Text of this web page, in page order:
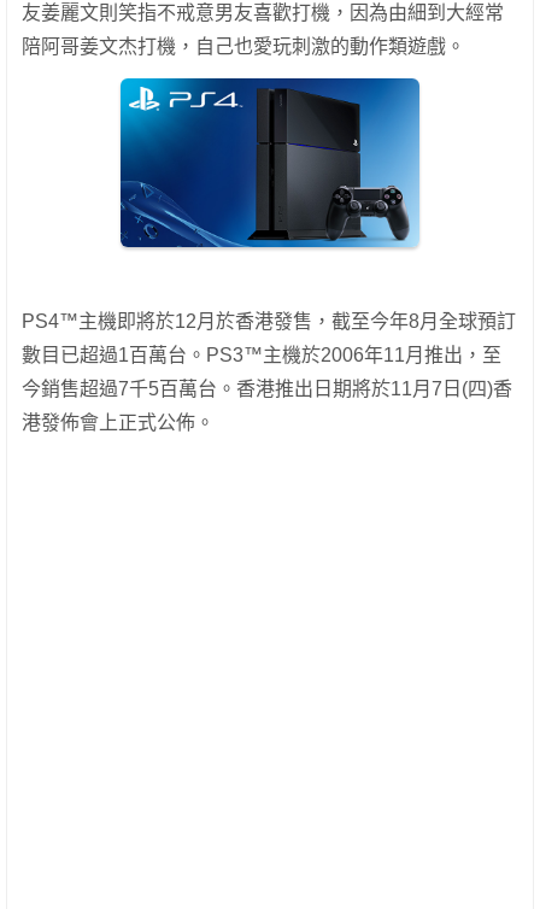
友姜麗文則笑指不戒意男友喜歡打機，因為由細到大經常
陪阿哥姜文杰打機，自己也愛玩刺激的動作類遊戲。
PS4™主機即將於12月於香港發售，截至今年8月全球預訂
數目已超過1百萬台。PS3™主機於2006年11月推出，至
今銷售超過7千5百萬台。香港推出日期將於11月7日(四)香
港發佈會上正式公佈。